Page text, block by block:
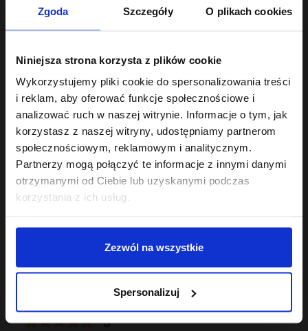
Zgoda Szczegóły O plikach cookies
Niniejsza strona korzysta z plików cookie
Wykorzystujemy pliki cookie do spersonalizowania treści
i reklam, aby oferować funkcje społecznościowe i
analizować ruch w naszej witrynie. Informacje o tym, jak
korzystasz z naszej witryny, udostępniamy partnerom
społecznościowym, reklamowym i analitycznym.
Partnerzy mogą połączyć te informacje z innymi danymi
otrzymanymi od Ciebie lub uzyskanymi podczas
korzystania z ich usług.
Zezwól na wszystkie
Spersonalizuj
Jak zbieramy opinie?
Opinie klientów
Wyczyść Szukaj
Sylwia
5